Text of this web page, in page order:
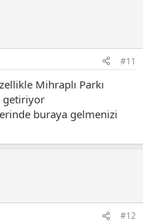
#11
Mihraplı Parkı
getiriyor
buraya gelmenizi
#12